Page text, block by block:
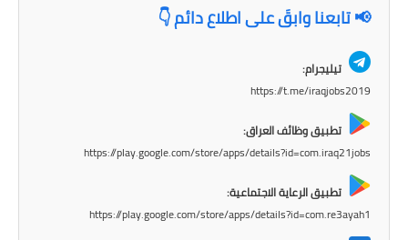
المرحلة الاعدادية
مواضيع انشاء
📢 تابعنا وابقَ على اطلاع دائم 👇
تيليجرام:
https://t.me/iraqjobs2019
تطبيق وظائف العراق:
https://play.google.com/store/apps/details?id=com.iraq21jobs
تطبيق الرعاية الاجتماعية:
https://play.google.com/store/apps/details?id=com.re3ayah1